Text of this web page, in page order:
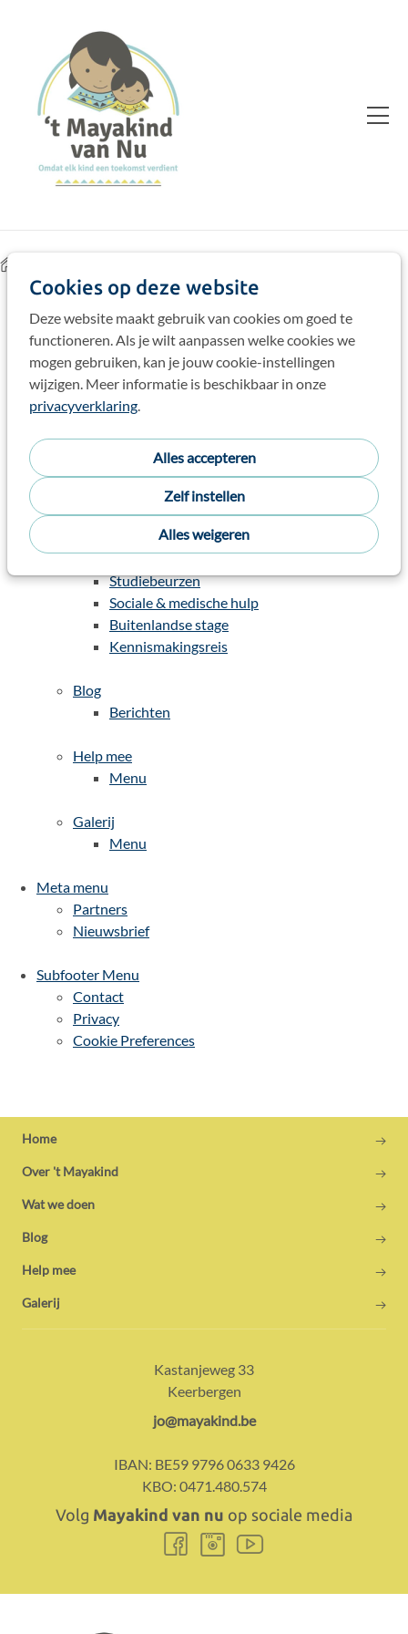
Cookies op deze website
Deze website maakt gebruik van cookies om goed te
functioneren. Als je wilt aanpassen welke cookies we
mogen gebruiken, kan je jouw cookie-instellingen
wijzigen. Meer informatie is beschikbaar in onze
privacyverklaring.
Alles accepteren
Zelf instellen
Alles weigeren
Main Menu
Home
Over 't Mayakind
Hoe we werken
Onze Visie
Fiscaal voordeel
Financiële transparantie
Liceo Nuevo Horizonte
Studiebeurzen
Sociale & medische hulp
Buitenlandse stage
Kennismakingsreis
Blog
Berichten
Help mee
Menu
Galerij
Menu
Meta menu
Partners
Nieuwsbrief
Subfooter Menu
Contact
Privacy
Cookie Preferences
Home
Over 't Mayakind
Wat we doen
Blog
Help mee
Galerij
Contact:
Adres:
Kastanjeweg 33
Keerbergen
E-
jo@mayakind.be
IBAN: BE59 9796 0633 9426
KBO: 0471.480.574
Volg Mayakind van nu op sociale media
Volg
ons
Volg
ons
Volg
ons